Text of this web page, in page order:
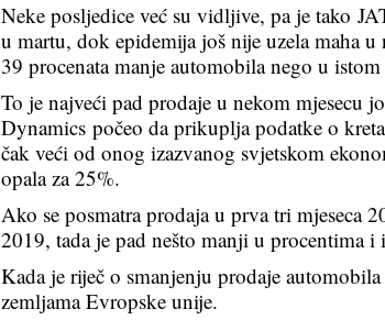
Neke posljedice već su vidljive, pa je tako
u martu, dok epidemija još nije uzela maha
39 procenata manje automobila nego u
To je najveći pad prodaje u nekom mjesecu
Dynamics počeo da prikuplja podatke o
čak veći od onog izazvanog svjetskom
opala za 25%.
Ako se posmatra prodaja u prva tri mjeseca
2019, tada je pad nešto manji u procentima i
Kada je riječ o smanjenju prodaje
zemljama Evropske unije.